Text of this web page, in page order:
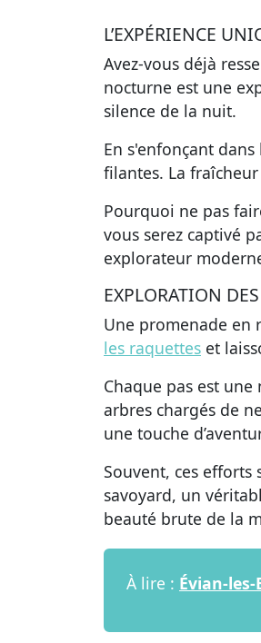
L’EXPÉRIENCE
Avez-vous déjà
nocturne est une
silence de la nuit.
En s'enfonçant
filantes. La
Pourquoi ne pas
vous serez captivé
explorateur
EXPLORATION
Une promenade en
les raquettes et
Chaque pas est
arbres chargés de
une touche
Souvent, ces efforts
savoyard, un
beauté brute de la
À lire : Évian-